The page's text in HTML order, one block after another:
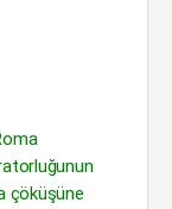
çöküşüne